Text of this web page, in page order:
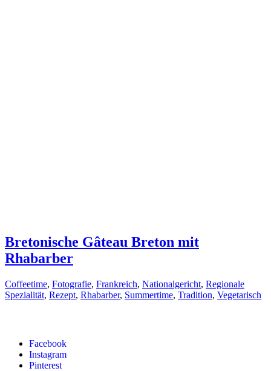
Facebook
Instagram
Pinterest
Bretonische Gâteau Breton mit
Rhabarber
Coffeetime, Fotografie, Frankreich, Nationalgericht, Regionale
Spezialität, Rezept, Rhabarber, Summertime, Tradition, Vegetarisch